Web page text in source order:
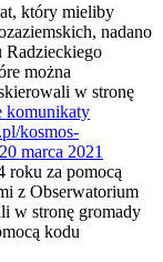
który mieliby
nadano
można
w stronę
komunikaty
kosmos-
marca 2021
roku za pomocą
z Obserwatorium
w stronę gromady
kodu